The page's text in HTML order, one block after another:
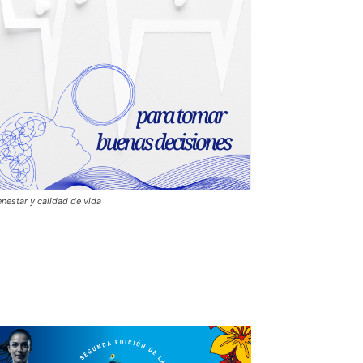
y calidad de vida